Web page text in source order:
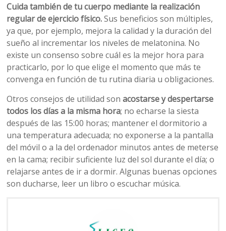
Cuida también de tu cuerpo mediante la realización
regular de ejercicio físico.Sus beneficios son múltiples,
ya que, por ejemplo, mejora la calidad y la duración del
sueño al incrementar los niveles de melatonina. No
existe un consenso sobre cuál es la mejor hora para
practicarlo, por lo que elige el momento que más te
convenga en función de tu rutina diaria u obligaciones.
Otros consejos de utilidad son acostarse y despertarse
todos los días a la misma hora; no echarse la siesta
después de las 15:00 horas; mantener el dormitorio a
una temperatura adecuada; no exponerse a la pantalla
del móvil o a la del ordenador minutos antes de meterse
en la cama; recibir suficiente luz del sol durante el día; o
relajarse antes de ir a dormir. Algunas buenas opciones
son ducharse, leer un libro o escuchar música.